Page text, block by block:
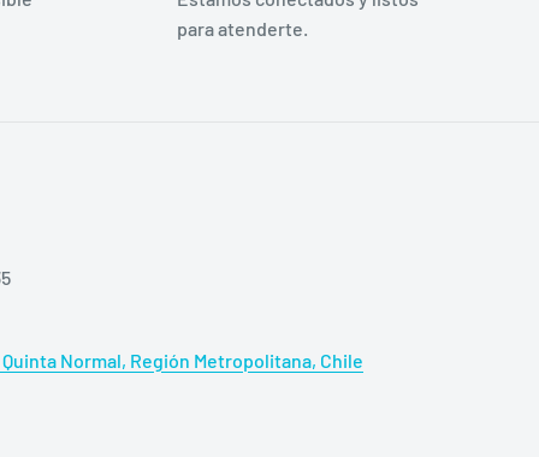
para atenderte.
Normal, Región Metropolitana, Chile